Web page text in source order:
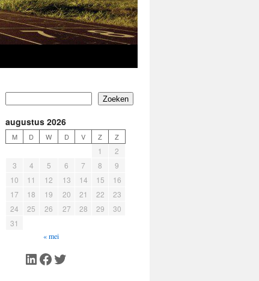
Zoeken
augustus 2026
M D W D V Z Z
1
2
3
4 5 6 7 8
9
10
11 12 13 14 15
16
17
18 19 20 21 22
23
24
25 26 27 28 29
30
31
« mei
LinkedIn
Facebook
Twitter